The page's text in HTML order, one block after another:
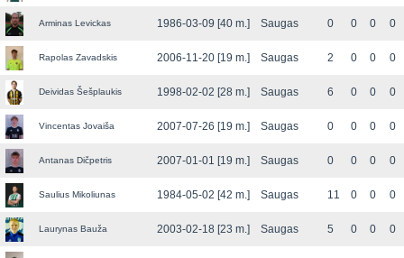
Arminas Levickas 1986-03-09 [40 m.] Saugas 0 0 0 0
Rapolas Zavadskis 2006-11-20 [19 m.] Saugas 2 0 0 0
Deividas Šešplaukis 1998-02-02 [28 m.] Saugas 6 0 0 0
Vincentas Jovaiša 2007-07-26 [19 m.] Saugas 0 0 0 0
Antanas Dičpetris 2007-01-01 [19 m.] Saugas 0 0 0 0
Saulius Mikoliunas 1984-05-02 [42 m.] Saugas 11 0 0 0
Laurynas Bauža 2003-02-18 [23 m.] Saugas 5 0 0 0